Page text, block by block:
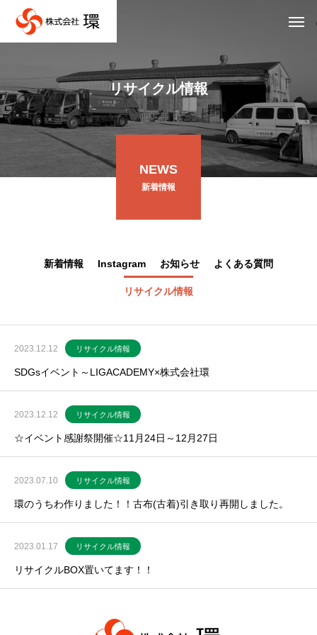
リサイクル情報
NEWS
新着情報
新着情報 Instagram お知らせ よくある質問
リサイクル情報
2023.12.12 リサイクル情報
SDGsイベント～LIGACADEMY×株式会社環
2023.12.12 リサイクル情報
☆イベント感謝祭開催☆11月24日～12月27日
2023.07.10 リサイクル情報
環のうちわ作りました！！古布(古着)引き取り再開しました。
2023.01.17 リサイクル情報
リサイクルBOX置いてます！！